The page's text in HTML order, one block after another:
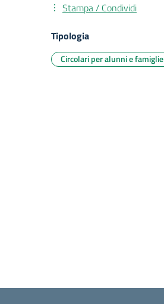
Stampa / Condividi
Tipologia
Circolari per alunni e famiglie